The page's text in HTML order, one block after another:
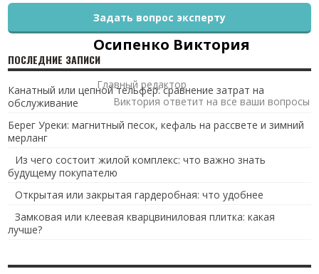
Осипенко Виктория
Главный редактор
Виктория ответит на все ваши вопросы
Задать вопрос эксперту
ПОСЛЕДНИЕ ЗАПИСИ
Канатный или цепной тельфер: сравнение затрат на
обслуживание
Берег Уреки: магнитный песок, кефаль на рассвете и зимний
мерланг
Из чего состоит жилой комплекс: что важно знать
будущему покупателю
Открытая или закрытая гардеробная: что удобнее
Замковая или клеевая кварцвиниловая плитка: какая
лучше?